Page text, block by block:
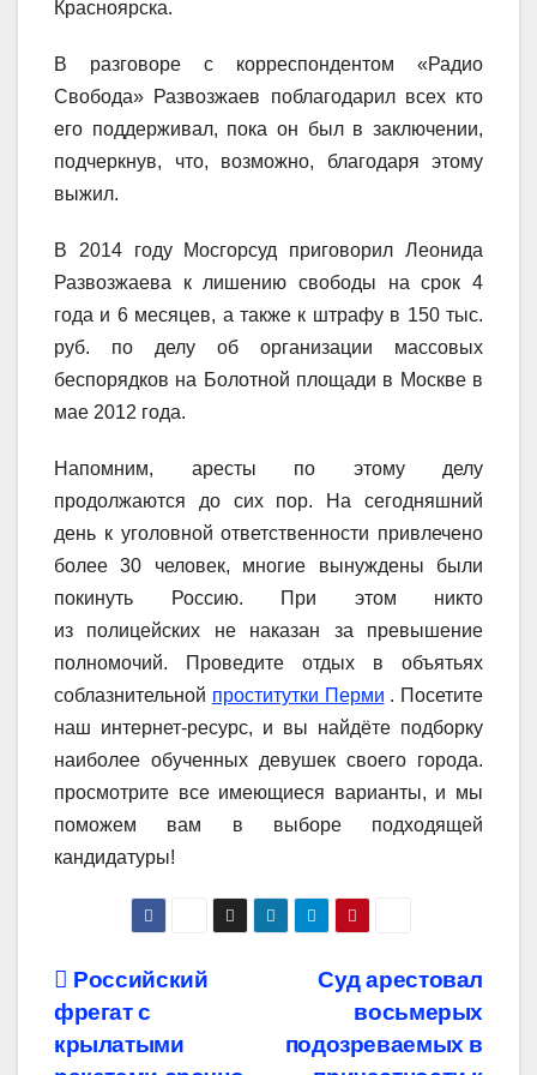
Красноярска.
В разговоре с корреспондентом «Радио
Свобода» Развозжаев поблагодарил всех кто
его поддерживал, пока он был в заключении,
подчеркнув, что, возможно, благодаря этому
выжил.
В 2014 году Мосгорсуд приговорил Леонида
Развозжаева к лишению свободы на срок 4
года и 6 месяцев, а также к штрафу в 150 тыс.
руб. по делу об организации массовых
беспорядков на Болотной площади в Москве в
мае 2012 года.
Напомним, аресты по этому делу
продолжаются до сих пор. На сегодняшний
день к уголовной ответственности привлечено
более 30 человек, многие вынуждены были
покинуть Россию. При этом никто
из полицейских не наказан за превышение
полномочий. Проведите отдых в объятьях
соблазнительной проститутки Перми . Посетите
наш интернет-ресурс, и вы найдёте подборку
наиболее обученных девушек своего города.
просмотрите все имеющиеся варианты, и мы
поможем вам в выборе подходящей
кандидатуры!
Навигация
по
Суд арестовал
восьмерых
подозреваемых в
Российский
фрегат с
крылатыми